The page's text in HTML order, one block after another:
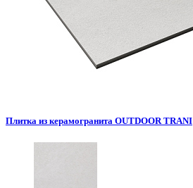
Плитка из керамогранита OUTDOOR TRANI